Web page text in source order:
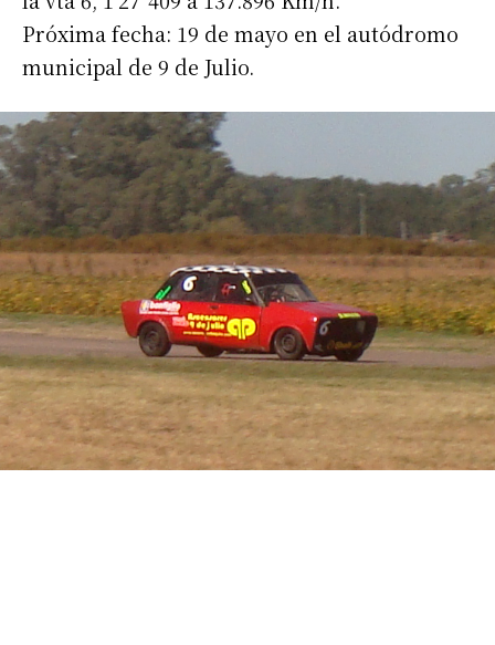
Próxima fecha: 19 de mayo en el autódromo
municipal de 9 de Julio.